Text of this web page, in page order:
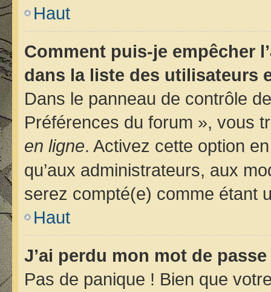
Haut
Comment puis-je empêcher
dans la liste des utilisateurs
Dans le panneau de contrôle
Préférences du forum », vous
en ligne. Activez cette option
qu’aux administrateurs, aux
serez compté(e) comme étant
Haut
J’ai perdu mon mot de
Pas de panique ! Bien que